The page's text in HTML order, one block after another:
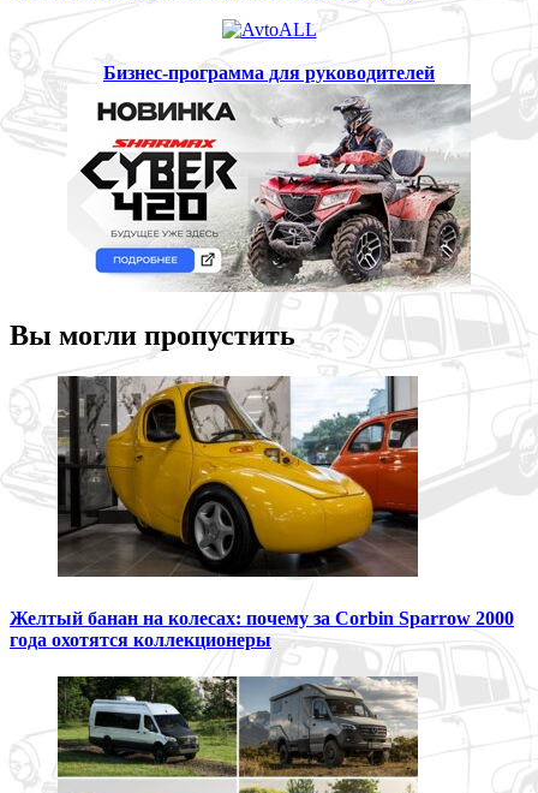
Бизнес-программа для руководителей
Вы могли пропустить
Желтый банан на колесах: почему за Corbin Sparrow 2000
года охотятся коллекционеры